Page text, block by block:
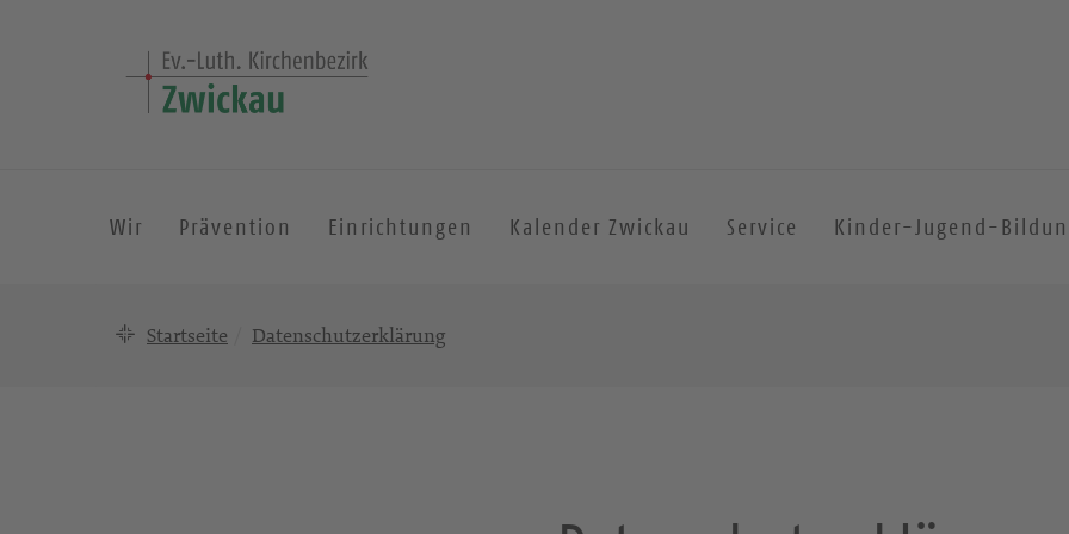
Wir Prävention Einrichtungen Kalender Zwickau Service Kinder-Jugend-
Startseite Datenschutzerklärung